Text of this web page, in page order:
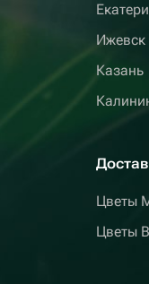
Ижевск
Казань
Цветы
Цветы